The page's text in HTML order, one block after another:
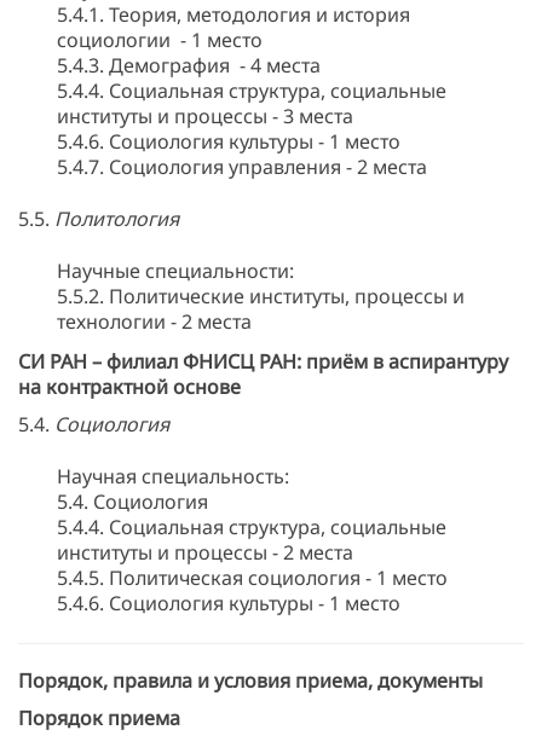
5.4.1. Теория, методология и история
социологии - 1 место
5.4.3. Демография - 4 места
5.4.4. Социальная структура, социальные
институты и процессы - 3 места
5.4.6. Социология культуры - 1 место
5.4.7. Социология управления - 2 места
5.5. Политология
Научные специальности:
5.5.2. Политические институты, процессы и
технологии - 2 места
СИ РАН – филиал ФНИСЦ РАН: приём в аспирантуру
на контрактной основе
5.4. Социология
Научная специальность:
5.4. Социология
5.4.4. Социальная структура, социальные
институты и процессы - 2 места
5.4.5. Политическая социология - 1 место
5.4.6. Социология культуры - 1 место
Порядок, правила и условия приема, документы
Порядок приема